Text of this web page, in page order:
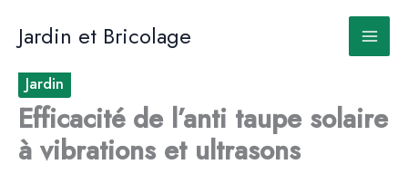
contenu
Jardin et Bricolage
Jardin
Efficacité de l’anti taupe solaire
à vibrations et ultrasons